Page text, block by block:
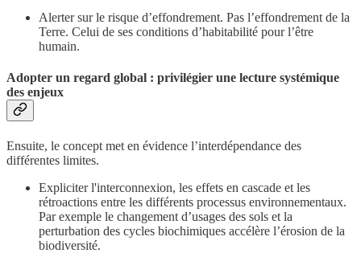
Alerter sur le risque d’effondrement. Pas l’effondrement de la
Terre. Celui de ses conditions d’habitabilité pour l’être
humain.
Adopter un regard global : privilégier une lecture systémique
des enjeux
Ensuite, le concept met en évidence l’interdépendance des
différentes limites.
Expliciter l'interconnexion, les effets en cascade et les
rétroactions entre les différents processus environnementaux.
Par exemple le changement d’usages des sols et la
perturbation des cycles biochimiques accélère l’érosion de la
biodiversité.